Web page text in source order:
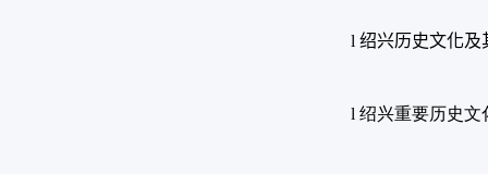
l 绍兴历史文化及
l 绍兴重要历史文